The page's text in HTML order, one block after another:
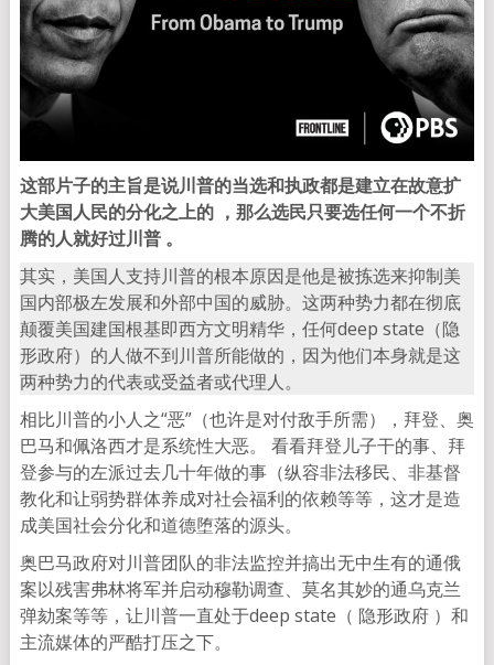
这部片子的主旨是说川普的当选和执政都是建立在故意扩
大美国人民的分化之上的 ，那么选民只要选任何一个不折
腾的人就好过川普 。
其实，美国人支持川普的根本原因是他是被拣选来抑制美
国内部极左发展和外部中国的威胁。这两种势力都在彻底
颠覆美国建国根基即西方文明精华，任何deep state（隐
形政府）的人做不到川普所能做的，因为他们本身就是这
两种势力的代表或受益者或代理人。
相比川普的小人之“恶”（也许是对付敌手所需），拜登、奥
巴马和佩洛西才是系统性大恶。 看看拜登儿子干的事、拜
登参与的左派过去几十年做的事（纵容非法移民、非基督
教化和让弱势群体养成对社会福利的依赖等等，这才是造
成美国社会分化和道德堕落的源头。
奥巴马政府对川普团队的非法监控并搞出无中生有的通俄
案以残害弗林将军并启动穆勒调查、莫名其妙的通乌克兰
弹劾案等等，让川普一直处于deep state（ 隐形政府 ）和
主流媒体的严酷打压之下。